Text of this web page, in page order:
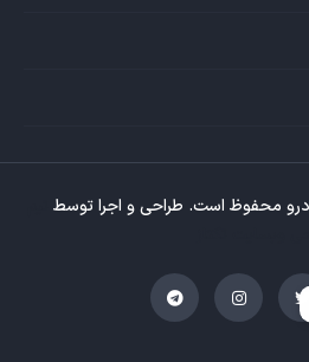
محفوظ است. طراحی و اجرا توسط